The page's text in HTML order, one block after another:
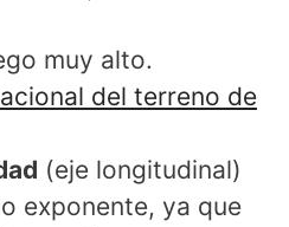
muy alto.
del terreno de
(eje longitudinal)
exponente, ya que